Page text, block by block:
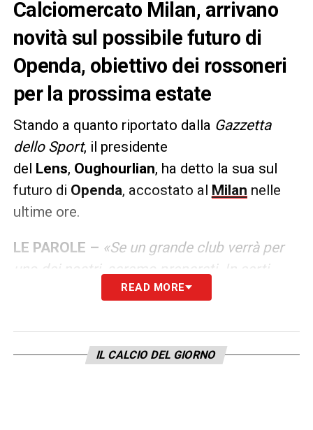
Calciomercato Milan, arrivano
novità sul possibile futuro di
Openda, obiettivo dei rossoneri
per la prossima estate
Stando a quanto riportato dalla Gazzetta
dello Sport, il presidente
del Lens, Oughourlian, ha detto la sua sul
futuro di Openda, accostato al Milan nelle
ultime ore.
LE PAROLE – «Se un grande club verrà per
uno dei nostri, saremo preparati. In certi
casi, non c’è molto che possiamo fare».
LA PLAYLIST DELLE NOSTRE TOP NEWS
READ MORE
IL CALCIO DEL GIORNO